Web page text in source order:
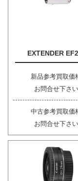
EXTENDER
新品参考買取価
お問合せ下さい
中古参考買取価
お問合せ下さい